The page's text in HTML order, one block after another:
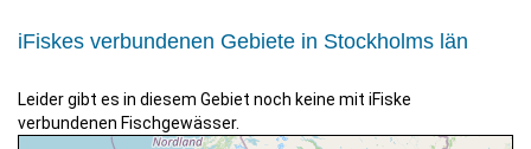
iFiskes verbundenen Gebiete in Stockholms län
Leider gibt es in diesem Gebiet noch keine mit iFiske
verbundenen Fischgewässer.